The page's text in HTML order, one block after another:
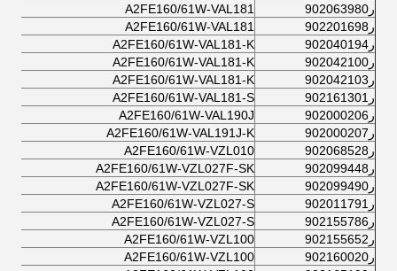
ر902063980
A2FE160/61W-VAL181
ر902201698
A2FE160/61W-VAL181
ر902040194
A2FE160/61W-VAL181-K
ر902042100
A2FE160/61W-VAL181-K
ر902042103
A2FE160/61W-VAL181-K
ر902161301
A2FE160/61W-VAL181-S
ر902000206
A2FE160/61W-VAL190J
ر902000207
A2FE160/61W-VAL191J-K
ر902068528
A2FE160/61W-VZL010
ر902099448
A2FE160/61W-VZL027F-SK
ر902099490
A2FE160/61W-VZL027F-SK
ر902011791
A2FE160/61W-VZL027-S
ر902155786
A2FE160/61W-VZL027-S
ر902155652
A2FE160/61W-VZL100
ر902160020
A2FE160/61W-VZL100